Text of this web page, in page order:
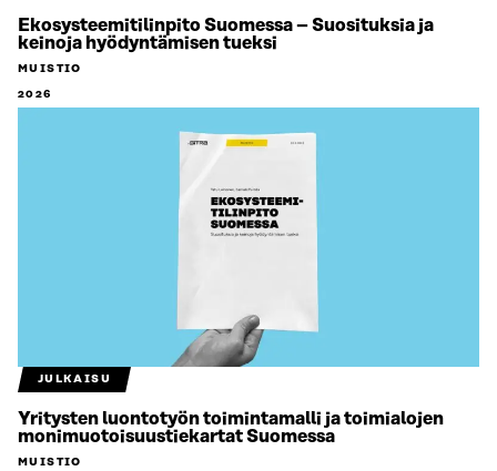
Ekosysteemitilinpito Suomessa – Suosituksia ja
keinoja hyödyntämisen tueksi
MUISTIO
2026
JULKAISU
Yritysten luontotyön toimintamalli ja toimialojen
monimuotoisuustiekartat Suomessa
MUISTIO